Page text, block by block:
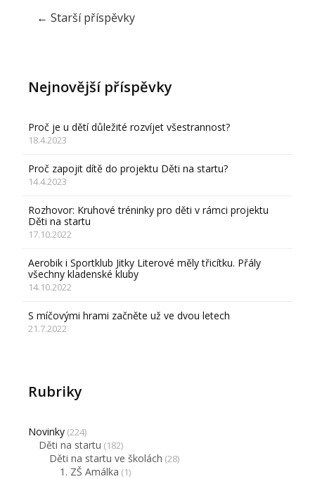
← Starší příspěvky
Nejnovější příspěvky
Proč je u dětí důležité rozvíjet všestrannost?
18.4.2023
Proč zapojit dítě do projektu Děti na startu?
14.4.2023
Rozhovor: Kruhové tréninky pro děti v rámci projektu
Děti na startu
17.10.2022
Aerobik i Sportklub Jitky Literové měly třicítku. Přály
všechny kladenské kluby
14.10.2022
S míčovými hrami začněte už ve dvou letech
21.7.2022
Rubriky
Novinky (224)
Děti na startu (182)
Děti na startu ve školách (28)
1. ZŠ Amálka (1)